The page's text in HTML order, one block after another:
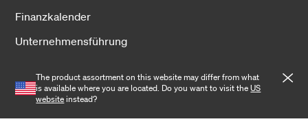
Finanzkalender
Unternehmensführung
Geschäftsfelder
Fiber Solutions
The product assortment on this website may differ from what
is available where you are located. Do you want to visit theUS
websiteinstead?